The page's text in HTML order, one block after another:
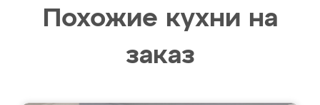
Похожие кухни на
заказ